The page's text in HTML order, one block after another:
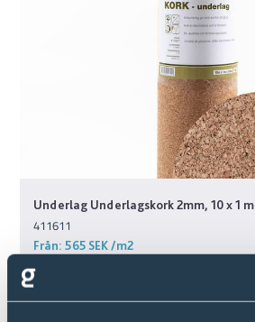
Underlag Underlagskork 2mm, 10 x 1 m
411611
Från:565 SEK/m2